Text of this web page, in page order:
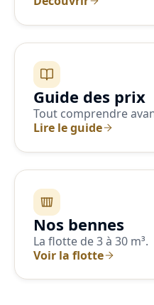
Guide des prix
Tout comprendre
Lire le guide
Nos bennes
La flotte de 3 à 30 m³.
Voir la flotte